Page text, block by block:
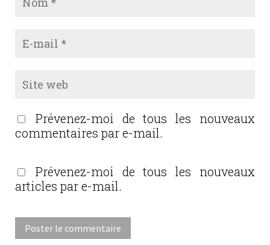
Prévenez-moi de tous les nouveaux
commentaires par e-mail.
Prévenez-moi de tous les nouveaux
articles par e-mail.